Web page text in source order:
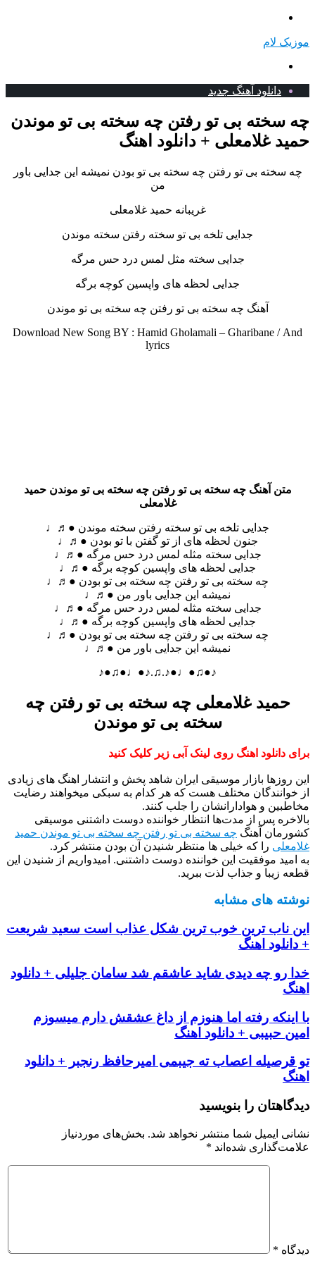
موزیک لام
دانلود آهنگ جدید
چه سخته بی تو رفتن چه سخته بی تو موندن
حمید غلامعلی + دانلود اهنگ
چه سخته بی تو رفتن چه سخته بی تو بودن نمیشه این جدایی باور
من
غریبانه حمید غلامعلی
جدایی تلخه بی تو سخته رفتن سخته موندن
جدایی سخته مثل لمس درد حس مرگه
جدایی لحظه های واپسین کوچه برگه
آهنگ چه سخته بی تو رفتن چه سخته بی تو موندن
Download New Song BY : Hamid Gholamali – Gharibane / And
lyrics
متن آهنگ چه سخته بی تو رفتن چه سخته بی تو موندن حمید
غلامعلی
جدایی تلخه بی تو سخته رفتن سخته موندن ●♬♩
جنون لحظه های از تو گفتن با تو بودن ●♬♩
جدایی سخته مثله لمس درد حس مرگه ●♬♩
جدایی لحظه های واپسین کوچه برگه ●♬♩
چه سخته بی تو رفتن چه سخته بی تو بودن ●♬♩
نمیشه این جدایی باور من ●♬♩
جدایی سخته مثله لمس درد حس مرگه ●♬♩
جدایی لحظه های واپسین کوچه برگه ●♬♩
چه سخته بی تو رفتن چه سخته بی تو بودن ●♬♩
نمیشه این جدایی باور من ●♬♩
♪●♫●♩●♪.♫.♪●♩●♫●♪
حمید غلامعلی چه سخته بی تو رفتن چه
سخته بی تو موندن
برای دانلود اهنگ روی لینک آبی زیر کلیک کنید
این روزها بازار موسیقی ایران شاهد پخش و انتشار اهنگ های زیادی
از خوانندگان مختلف هست که هر کدام به سبکی میخواهند رضایت
مخاطبین و هوادارانشان را جلب کنند.
بالاخره پس از مدت‌ها انتظار خواننده دوست داشتنی موسیقی
کشورمان آهنگ چه سخته بی تو رفتن چه سخته بی تو موندن حمید
غلامعلی را که خیلی ها منتظر شنیدن آن بودن منتشر کرد.
به امید موفقیت این خواننده دوست داشتنی. امیدواریم از شنیدن این
قطعه زیبا و جذاب لذت ببرید.
نوشته های مشابه
این ناب ترین خوب ترین شکل عذاب است سعید شریعت
+ دانلود اهنگ
خدا رو چه دیدی شاید عاشقم شد سامان جلیلی + دانلود
اهنگ
با اینکه رفته اما هنوزم از داغ عشقش دارم میسوزم
امین حبیبی + دانلود اهنگ
تو قرصیله اعصاب ته جیبمی امیرحافظ رنجبر + دانلود
اهنگ
دیدگاهتان را بنویسید
نشانی ایمیل شما منتشر نخواهد شد. بخش‌های موردنیاز
علامت‌گذاری شده‌اند *
دیدگاه *